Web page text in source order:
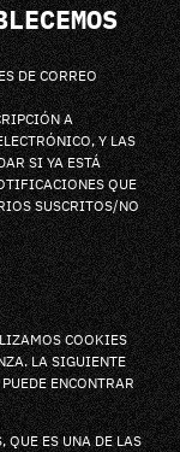
DE CORREO
A
Y LAS
SI YA ESTÁ
QUE
SUSCRITOS/NO
COOKIES
LA SIGUIENTE
ENCONTRAR
QUE ES UNA DE LAS